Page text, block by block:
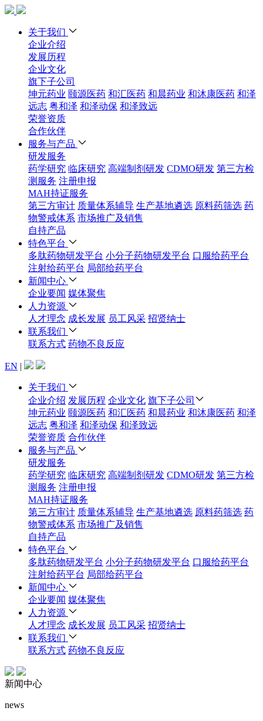
关于我们
企业介绍
发展历程
企业文化
旗下子公司
坤元药业 颐源医药 和汇医药 和晨药业 和沐康医药 和泽
远志 粤和泽 和泽动保 和泽致远
荣誉资质
合作伙伴
服务与产品
研发服务
药学研究 临床研究 高端制剂研发 CDMO研发 第三方检
测服务 注册申报
MAH持证服务
第三方审计 质量体系辅导 生产基地遴选 原料药筛选 药
物警戒体系 市场推广及销售
自持产品
特色平台
多肽药物研发平台 小分子药物研发平台 口服给药平台
注射给药平台 局部给药平台
新闻中心
企业要闻 媒体聚焦
人力资源
人才理念 成长发展 员工风采 招贤纳士
联系我们
联系方式 药物不良反应
EN |
关于我们
企业介绍 发展历程 企业文化 旗下子公司
坤元药业 颐源医药 和汇医药 和晨药业 和沐康医药 和泽
远志 粤和泽 和泽动保 和泽致远
荣誉资质 合作伙伴
服务与产品
研发服务
药学研究 临床研究 高端制剂研发 CDMO研发 第三方检
测服务 注册申报
MAH持证服务
第三方审计 质量体系辅导 生产基地遴选 原料药筛选 药
物警戒体系 市场推广及销售
自持产品
特色平台
多肽药物研发平台 小分子药物研发平台 口服给药平台
注射给药平台 局部给药平台
新闻中心
企业要闻 媒体聚焦
人力资源
人才理念 成长发展 员工风采 招贤纳士
联系我们
联系方式 药物不良反应
新闻中心
news